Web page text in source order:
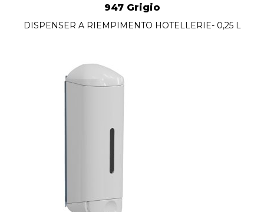
947 Grigio
DISPENSER A RIEMPIMENTO HOTELLERIE- 0,25 L